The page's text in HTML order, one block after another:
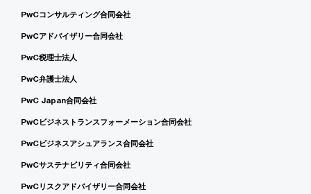
PwCコンサルティング合同会社
PwCアドバイザリー合同会社
PwC税理士法人
PwC弁護士法人
PwC Japan合同会社
PwCビジネストランスフォーメーション合同会社
PwCビジネスアシュアランス合同会社
PwCサステナビリティ合同会社
PwCリスクアドバイザリー合同会社